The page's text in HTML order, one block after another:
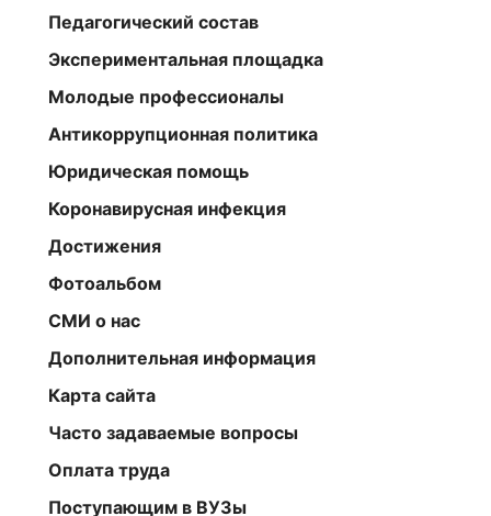
Педагогический состав
Экспериментальная площадка
Молодые профессионалы
Антикоррупционная политика
Юридическая помощь
Коронавирусная инфекция
Достижения
Фотоальбом
СМИ о нас
Дополнительная информация
Карта сайта
Часто задаваемые вопросы
Оплата труда
Поступающим в ВУЗы